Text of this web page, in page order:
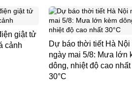
giật tử
cảnh
Dự báo thời tiết Hà Nội
ngày mai 5/8: Mưa lớn
dông, nhiệt độ cao nhất
30°C